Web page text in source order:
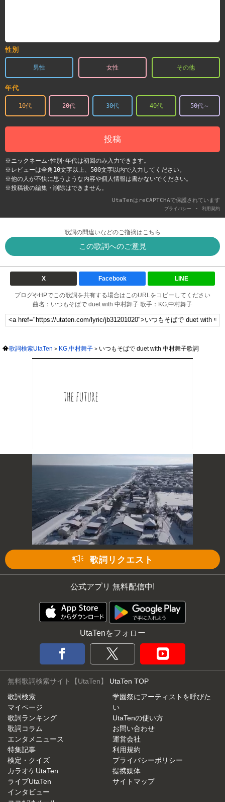
性別
男性 女性 その他
年代
10代 20代 30代 40代 50代～
投稿
※ニックネーム･性別･年代は初回のみ入力できます。
※レビューは全角10文字以上、500文字以内で入力してください。
※他の人が不快に思うような内容や個人情報は書かないでください。
※投稿後の編集・削除はできません。
UtaTenはreCAPTCHAで保護されています
プライバシー - 利用契約
歌詞の間違いなどのご指摘はこちら
この歌詞へのご意見
X Facebook LINE
ブログやHPでこの歌詞を共有する場合はこのURLをコピーしてください
曲名：いつもそばで duet with 中村舞子 歌手：KG,中村舞子
歌詞検索UtaTen KG,中村舞子 いつもそばで duet with 中村舞子歌詞
次の動画まで 3 キャンセル
歌詞リクエスト
公式アプリ 無料配信中!
UtaTenをフォロー
無料歌詞検索サイト【UtaTen】 UtaTen TOP
歌詞検索
マイページ
歌詞ランキング
歌詞コラム
エンタメニュース
特集記事
検定・クイズ
カラオケUtaTen
ライブUtaTen
インタビュー
学園祭にアーティストを呼びた
い
UtaTenの使い方
お問い合わせ
運営会社
利用規約
プライバシーポリシー
提携媒体
サイトマップ